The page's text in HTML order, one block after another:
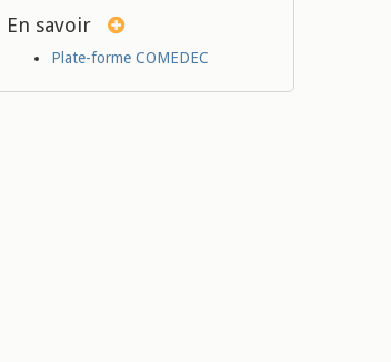
En savoir
Plate-forme COMEDEC